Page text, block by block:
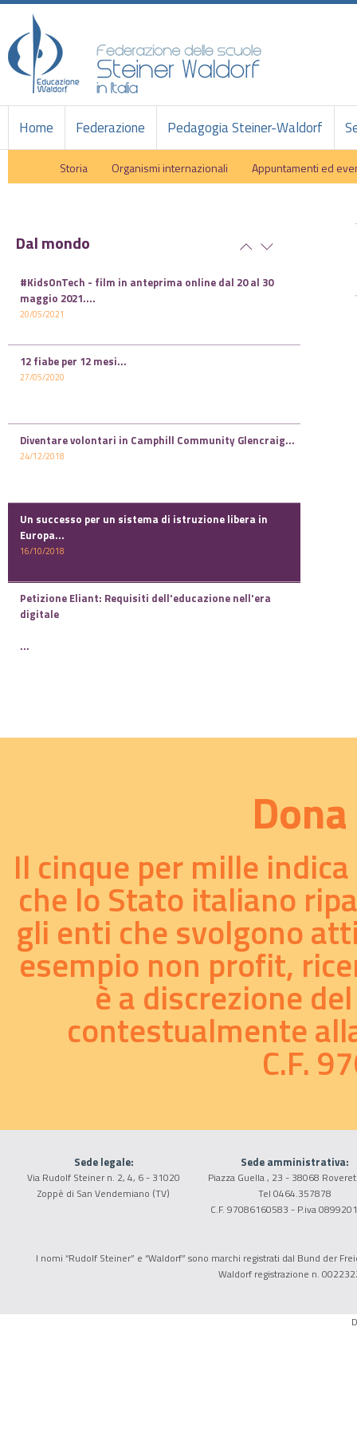
Home Federazione Pedagogia Steiner-Waldorf
Storia Organismi internazionali Appuntamenti ed
Dal mondo
#KidsOnTech - film in anteprima online dal 20 al 30
maggio 2021....
20/05/2021
12 fiabe per 12 mesi...
27/05/2020
Diventare volontari in Camphill Community Glencraig...
24/12/2018
Un successo per un sistema di istruzione libera in
Europa...
16/10/2018
Petizione Eliant: Requisiti dell'educazione nell'era
digitale
...
21/08/2015
E' nato il sitowww.waldorf-resources.org ...
23/07/2015
Il cinque per mille
che lo Stato italiano
gli enti che svolgono
esempio non profit,
è a discrezione
contestualmente
C.F.
Sede legale:
Via Rudolf Steiner n. 2, 4, 6 - 31020
Zoppè di San Vendemiano (TV)
Sede amministrativa:
Piazza Guella , 23 - 38068
Tel 0464.357878
C.F. 97086160583 - P.iva
I nomi “Rudolf Steiner” e “Waldorf” sono marchi registrati dal Bund der
Waldorf registrazione n.